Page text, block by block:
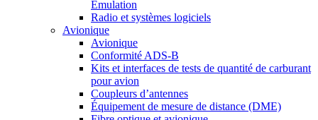
Emulation
Radio et systèmes logiciels
Avionique
Avionique
Conformité ADS-B
Kits et interfaces de tests de quantité de carburant
pour avion
Coupleurs d’antennes
Équipement de mesure de distance (DME)